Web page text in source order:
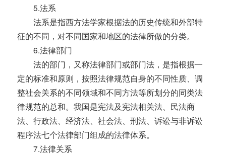
5.法系
法系是指西方法学家根据法的历史传统和外部特
征的不同，对不同国家和地区的法律所做的分类。
6.法律部门
法的部门，又称法律部门或部门法，是指根据一
定的标准和原则，按照法律规范自身的不同性质、调
整社会关系的不同领域和不同方法等所划分的同类法
律规范的总和。我国是宪法及宪法相关法、民法商
法、行政法、经济法、社会法、刑法、诉讼与非诉讼
程序法七个法律部门组成的法律体系。
7.法律关系